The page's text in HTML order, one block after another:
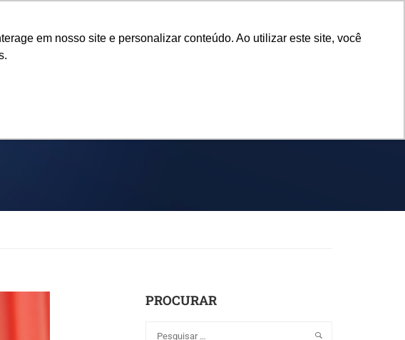
em nosso site e personalizar conteúdo. Ao utilizar este site, você
PROCURAR